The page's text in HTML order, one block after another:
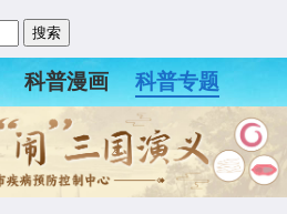
科普漫画
科普专题